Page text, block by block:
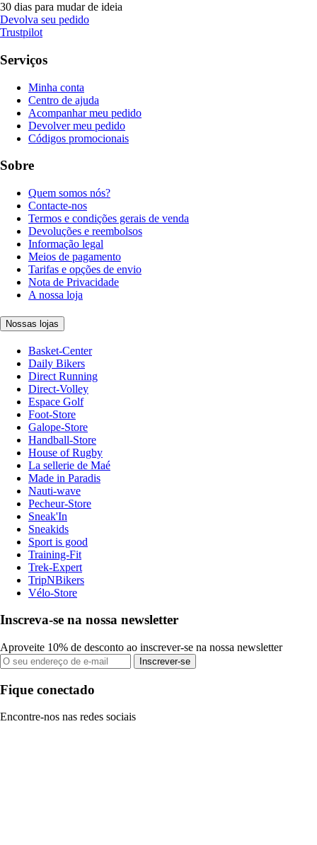
30 dias para mudar de ideia
Devolva seu pedido
Trustpilot
Serviços
Minha conta
Centro de ajuda
Acompanhar meu pedido
Devolver meu pedido
Códigos promocionais
Sobre
Quem somos nós?
Contacte-nos
Termos e condições gerais de venda
Devoluções e reembolsos
Informação legal
Meios de pagamento
Tarifas e opções de envio
Nota de Privacidade
A nossa loja
Nossas lojas
Basket-Center
Daily Bikers
Direct Running
Direct-Volley
Espace Golf
Foot-Store
Galope-Store
Handball-Store
House of Rugby
La sellerie de Maé
Made in Paradis
Nauti-wave
Pecheur-Store
Sneak'In
Sneakids
Sport is good
Training-Fit
Trek-Expert
TripNBikers
Vélo-Store
Inscreva-se na nossa newsletter
Aproveite 10% de desconto ao inscrever-se na nossa newsletter
Inscrever-se
Fique conectado
Encontre-nos nas redes sociais